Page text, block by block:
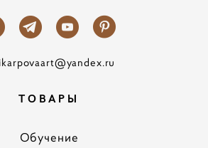
ТОВАРЫ
Обучение